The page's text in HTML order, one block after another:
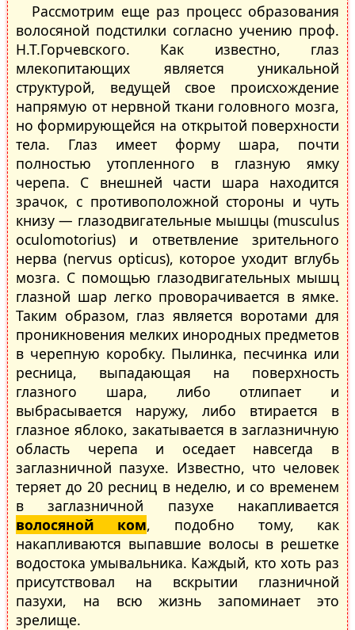
Рассмотрим еще раз процесс образования
волосяной подстилки согласно учению проф.
Н.Т.Горчевского. Как известно, глаз
млекопитающих является уникальной
структурой, ведущей свое происхождение
напрямую от нервной ткани головного мозга,
но формирующейся на открытой поверхности
тела. Глаз имеет форму шара, почти
полностью утопленного в глазную ямку
черепа. С внешней части шара находится
зрачок, с противоположной стороны и чуть
книзу — глазодвигательные мышцы (musculus
oculomotorius) и ответвление зрительного
нерва (nervus opticus), которое уходит вглубь
мозга. С помощью глазодвигательных мышц
глазной шар легко проворачивается в ямке.
Таким образом, глаз является воротами для
проникновения мелких инородных предметов
в черепную коробку. Пылинка, песчинка или
ресница, выпадающая на поверхность
глазного шара, либо отлипает и
выбрасывается наружу, либо втирается в
глазное яблоко, закатывается в заглазничную
область черепа и оседает навсегда в
заглазничной пазухе. Известно, что человек
теряет до 20 ресниц в неделю, и со временем
в заглазничной пазухе накапливается
волосяной ком, подобно тому, как
накапливаются выпавшие волосы в решетке
водостока умывальника. Каждый, кто хоть раз
присутствовал на вскрытии глазничной
пазухи, на всю жизнь запоминает это
зрелище.